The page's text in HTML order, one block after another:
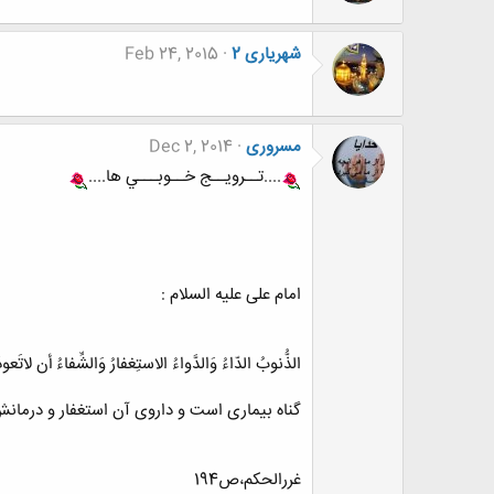
شهریاری 2 Feb 24, 2015
مسروری Dec 2, 2014
....تــرويــج خــوبـــي ها....
امام علی عليه السلام :
الذُّنوبُ الدّاءُ وَالدَّواءُ الاستِغفارُ وَالشِّفاءُ أن
گناه بيمارى است و داروى آن استغفار و
غررالحکم،ص194